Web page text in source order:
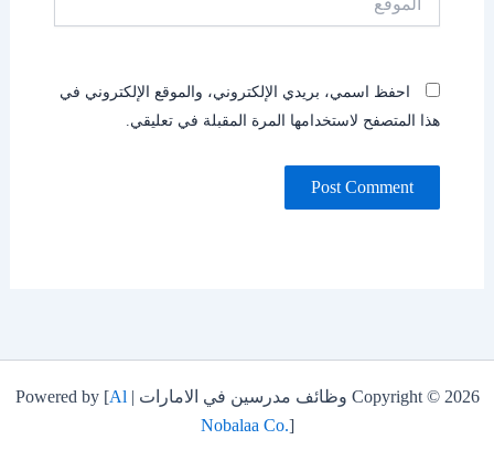
احفظ اسمي، بريدي الإلكتروني، والموقع الإلكتروني في
هذا المتصفح لاستخدامها المرة المقبلة في تعليقي.
Copyright © 2026 وظائف مدرسين في الامارات | Powered by [
Al
Nobalaa Co.]